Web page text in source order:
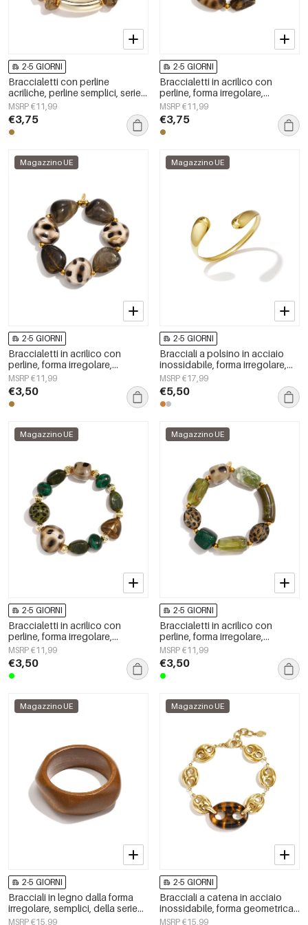
2-5 GIORNI
Braccialetti con perline
acriliche, perline semplici, serie
Simple Daily, gioielli da donna
MSRP €11,99
€3,75
2-5 GIORNI
Braccialetti in acrilico con
perline, forma irregolare,
semplici, per tutti i giorni, serie
Simple, gioielli da donna
MSRP €11,99
€3,75
Magazzino UE
2-5 GIORNI
Braccialetti in acrilico con
perline, forma irregolare,
semplici, per tutti i giorni, serie
Simple, gioielli da donna
MSRP €11,99
€3,50
Magazzino UE
2-5 GIORNI
Bracciali a polsino in acciaio
inossidabile, forma irregolare,
semplici, per tutti i giorni, serie
Simple, gioielli da donna
MSRP €17,99
€5,50
Magazzino UE
2-5 GIORNI
Braccialetti in acrilico con
perline, forma irregolare,
semplici, per tutti i giorni, serie
Simple, gioielli da donna
MSRP €11,99
€3,50
Magazzino UE
2-5 GIORNI
Braccialetti in acrilico con
perline, forma irregolare,
semplici, per tutti i giorni, serie
Simple, gioielli da donna
MSRP €11,99
€3,50
Magazzino UE
2-5 GIORNI
Bracciali in legno dalla forma
irregolare, semplici, della serie
Simple, per tutti i giorni, gioielli
MSRP €15,99
Magazzino UE
2-5 GIORNI
Bracciali a catena in acciaio
inossidabile, forma geometrica,
semplici, serie Simple, gioielli da
MSRP €15,99